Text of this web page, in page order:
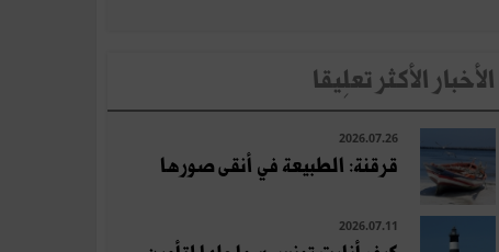
الأخبار الأكثر تعلِيقا
2026.07.26
قرقنة: الطبيعة في أنقى صورها
2026.07.11